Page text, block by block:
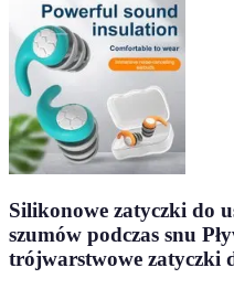
Silikonowe zatyczki do
szumów podczas snu
trójwarstwowe zatyczki